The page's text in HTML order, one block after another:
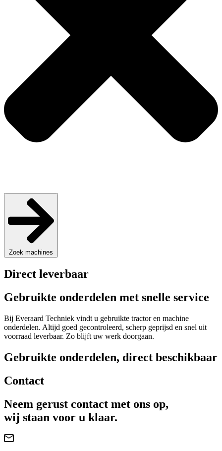
Zoek machines
Direct leverbaar
Gebruikte onderdelen met snelle service
Bij Everaard Techniek vindt u gebruikte tractor en machine
onderdelen. Altijd goed gecontroleerd, scherp geprijsd en snel uit
voorraad leverbaar. Zo blijft uw werk doorgaan.
Gebruikte onderdelen, direct beschikbaar
Contact
Neem gerust contact met ons op,
wij staan voor u klaar.